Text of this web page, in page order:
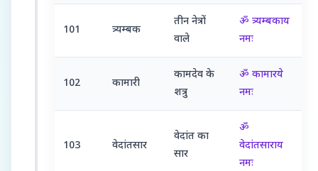
101 त्र्यम्बक
तीन नेत्रों
वाले
ॐ त्र्यम्बकाय
नमः
102 कामारी
कामदेव के
शत्रु
ॐ कामारये
नमः
103 वेदांतसार
वेदांत का
सार
ॐ
वेदांतसाराय
नमः